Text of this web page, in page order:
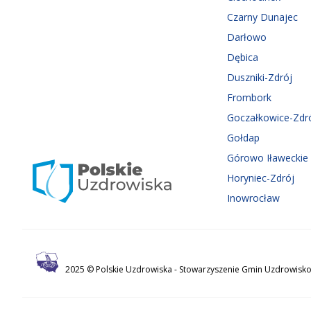
Czarny Dunajec
Darłowo
Dębica
Duszniki-Zdrój
Frombork
Goczałkowice-
Gołdap
Górowo Iławeckie
Horyniec-Zdrój
Inowrocław
2025 © Polskie Uzdrowiska - Stowarzyszenie Gmin